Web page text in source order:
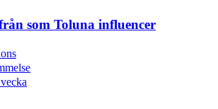
som Toluna influencer